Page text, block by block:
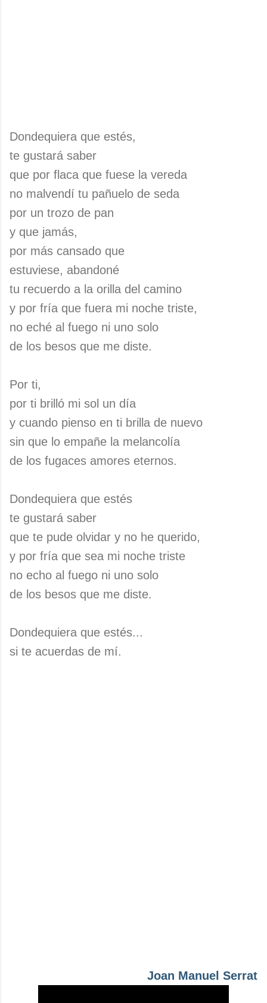
Dondequiera que estés,
te gustará saber
que por flaca que fuese la vereda
no malvendí tu pañuelo de seda
por un trozo de pan
y que jamás,
por más cansado que
estuviese, abandoné
tu recuerdo a la orilla del camino
y por fría que fuera mi noche triste,
no eché al fuego ni uno solo
de los besos que me diste.
Por ti,
por ti brilló mi sol un día
y cuando pienso en ti brilla de nuevo
sin que lo empañe la melancolía
de los fugaces amores eternos.
Dondequiera que estés
te gustará saber
que te pude olvidar y no he querido,
y por fría que sea mi noche triste
no echo al fuego ni uno solo
de los besos que me diste.
Dondequiera que estés...
si te acuerdas de mí.
Joan Manuel Serrat